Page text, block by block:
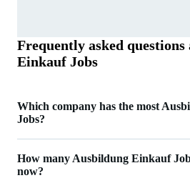
Frequently asked questions
Einkauf Jobs
Which company has the most
Jobs?
How many Ausbildung Einkauf
now?